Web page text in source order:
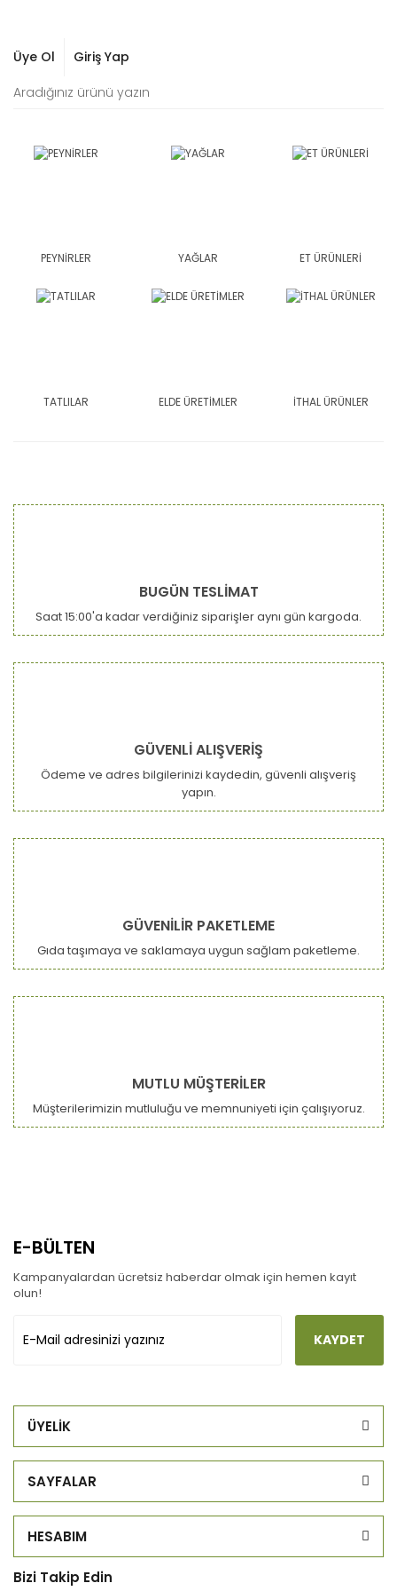
Üye Ol Giriş Yap
PEYNİRLER YAĞLAR ET ÜRÜNLERİ
TATLILAR ELDE ÜRETİMLER İTHAL ÜRÜNLER
BUGÜN TESLİMAT
Saat 15:00'a kadar verdiğiniz siparişler aynı gün kargoda.
GÜVENLİ ALIŞVERİŞ
Ödeme ve adres bilgilerinizi kaydedin, güvenli alışveriş
yapın.
GÜVENİLİR PAKETLEME
Gıda taşımaya ve saklamaya uygun sağlam paketleme.
MUTLU MÜŞTERİLER
Müşterilerimizin mutluluğu ve memnuniyeti için çalışıyoruz.
E-BÜLTEN
Kampanyalardan ücretsiz haberdar olmak için hemen kayıt
olun!
KAYDET
ÜYELİK
SAYFALAR
HESABIM
Bizi Takip Edin